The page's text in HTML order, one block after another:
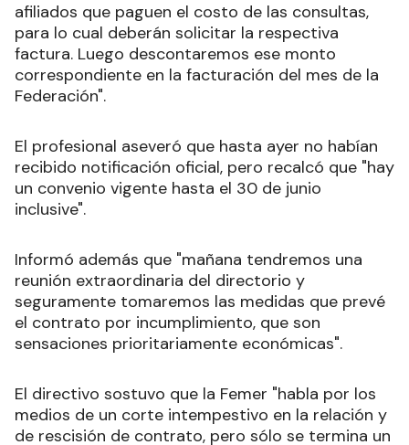
afiliados que paguen el costo de las consultas,
para lo cual deberán solicitar la respectiva
factura. Luego descontaremos ese monto
correspondiente en la facturación del mes de la
Federación".
El profesional aseveró que hasta ayer no habían
recibido notificación oficial, pero recalcó que "hay
un convenio vigente hasta el 30 de junio
inclusive".
Informó además que "mañana tendremos una
reunión extraordinaria del directorio y
seguramente tomaremos las medidas que prevé
el contrato por incumplimiento, que son
sensaciones prioritariamente económicas".
El directivo sostuvo que la Femer "habla por los
medios de un corte intempestivo en la relación y
de rescisión de contrato, pero sólo se termina un